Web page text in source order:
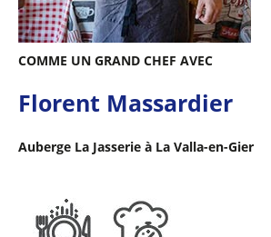
COMME UN GRAND CHEF AVEC
Florent Massardier
Auberge La Jasserie à La Valla-en-Gier